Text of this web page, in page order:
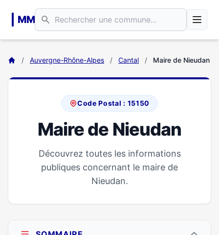
MM
/ Auvergne-Rhône-Alpes / Cantal / Maire de Nieudan
Code Postal : 15150
Maire de Nieudan
Découvrez toutes les informations
publiques concernant le maire de
Nieudan.